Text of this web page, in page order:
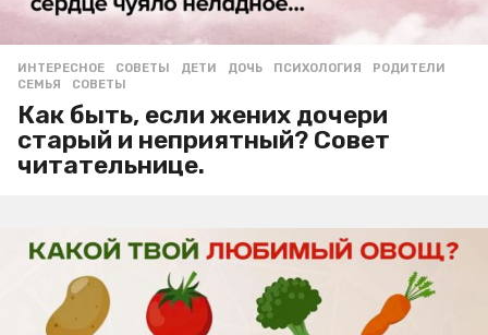
ИНТЕРЕСНОЕ ,СОВЕТЫ ДЕТИ ,ДОЧЬ ,ПСИХОЛОГИЯ ,РОДИТЕЛИ
СЕМЬЯ
,СОВЕТЫ
Как быть, если жених дочери
старый и неприятный? Совет
читательнице.